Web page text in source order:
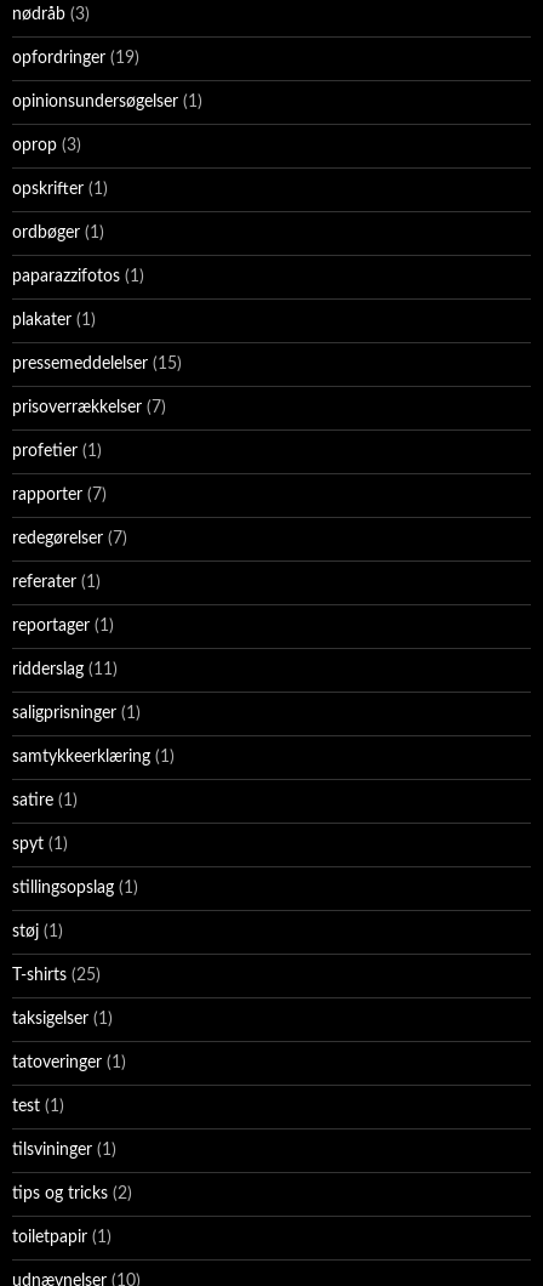
nødråb (3)
opfordringer (19)
opinionsundersøgelser (1)
oprop (3)
opskrifter (1)
ordbøger (1)
paparazzifotos (1)
plakater (1)
pressemeddelelser (15)
prisoverrækkelser (7)
profetier (1)
rapporter (7)
redegørelser (7)
referater (1)
reportager (1)
ridderslag (11)
saligprisninger (1)
samtykkeerklæring (1)
satire (1)
spyt (1)
stillingsopslag (1)
støj (1)
T-shirts (25)
taksigelser (1)
tatoveringer (1)
test (1)
tilsvininger (1)
tips og tricks (2)
toiletpapir (1)
udnævnelser (10)